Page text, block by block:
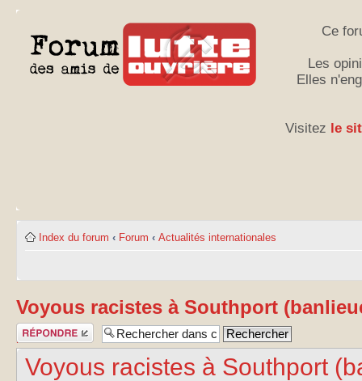
Ce
Les
Elles
Visitez le
Index du forum ‹ Forum ‹ Actualités internationales
Voyous racistes à Southport
Publier une
réponse
Voyous racistes à Southport